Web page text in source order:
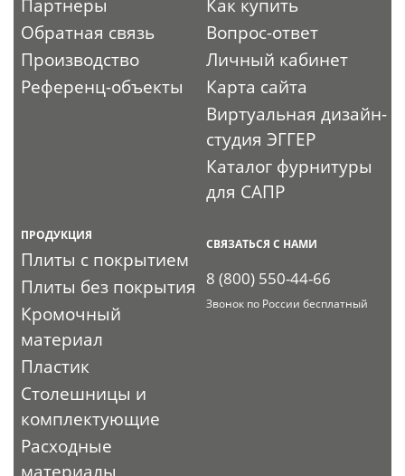
Партнеры
Обратная связь
Производство
Референц-объекты
Как купить
Вопрос-ответ
Личный кабинет
Карта сайта
Виртуальная дизайн-
студия ЭГГЕР
Каталог фурнитуры
для САПР
ПРОДУКЦИЯ
Плиты с покрытием
Плиты без покрытия
Кромочный
материал
Пластик
Столешницы и
комплектующие
Расходные
СВЯЗАТЬСЯ С НАМИ
8 (800) 550-44-66
Звонок по России бесплатный